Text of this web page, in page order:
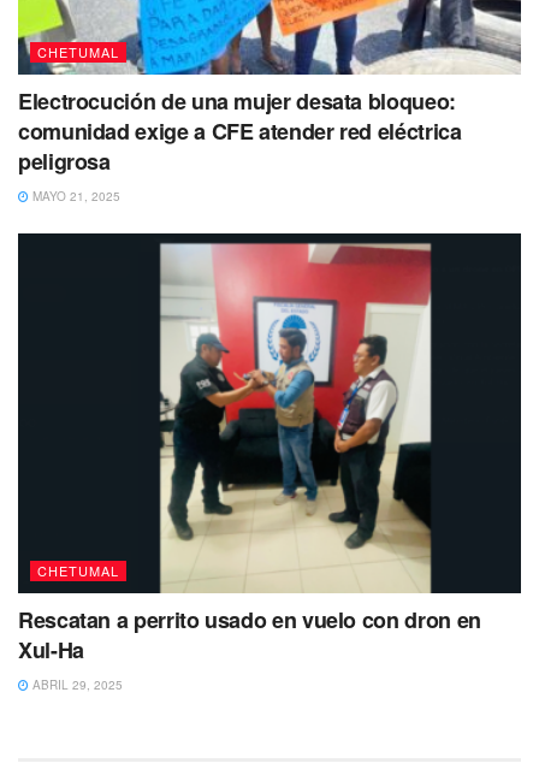
CHETUMAL
Electrocución de una mujer desata bloqueo:
comunidad exige a CFE atender red eléctrica
peligrosa
MAYO 21, 2025
CHETUMAL
Rescatan a perrito usado en vuelo con dron en
Xul-Ha
ABRIL 29, 2025